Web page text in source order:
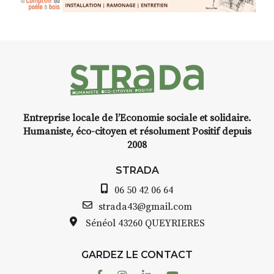
installation temporaire vous
INTERVIEW
avez ouvert une galerie à
Auzon…
Bernard TURLE Le Fumoir n’est
pas une galerie permanente.
AuzonToujours organise
Entreprise locale de l’Economie sociale et solidaire.
Humaniste, éco-citoyen et résolument Positif depuis
2008
STRADA
06 50 42 06 64
strada43@gmail.com
Sénéol 43260 QUEYRIERES
GARDEZ LE CONTACT